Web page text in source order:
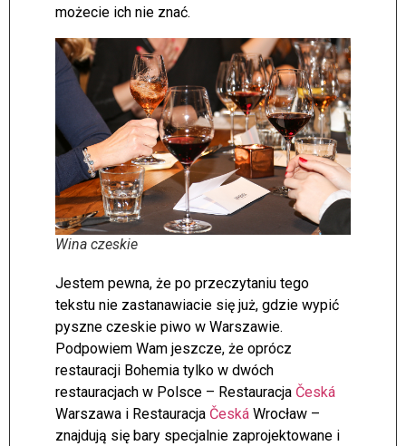
możecie ich nie znać.
Wina czeskie
Jestem pewna, że po przeczytaniu tego
tekstu nie zastanawiacie się już, gdzie wypić
pyszne czeskie piwo w Warszawie.
Podpowiem Wam jeszcze, że oprócz
restauracji Bohemia tylko w dwóch
restauracjach w Polsce – Restauracja Česká
Warszawa i Restauracja Česká Wrocław –
znajdują się bary specjalnie zaprojektowane i